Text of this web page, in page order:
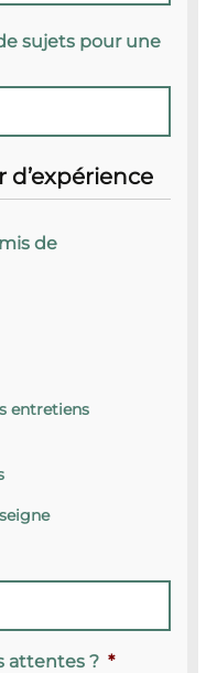
sujets pour une
d’expérience
de
entretiens
attentes ? *